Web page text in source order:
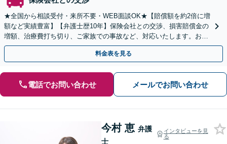
★全国から相談受付・来所不要・WEB面談OK★【賠償額を約2倍に増
額など実績豊富】【弁護士歴10年】保険会社との交渉、損害賠償金の
増額、治療費打ち切り、ご家族での事故など、対応いたします。お早
めにご相談ください【初回相談・着手金無料】
料金表を見る
電話でお問い合わせ メールでお問い合わせ
今村 恵 弁護
士
インタビューを見
る